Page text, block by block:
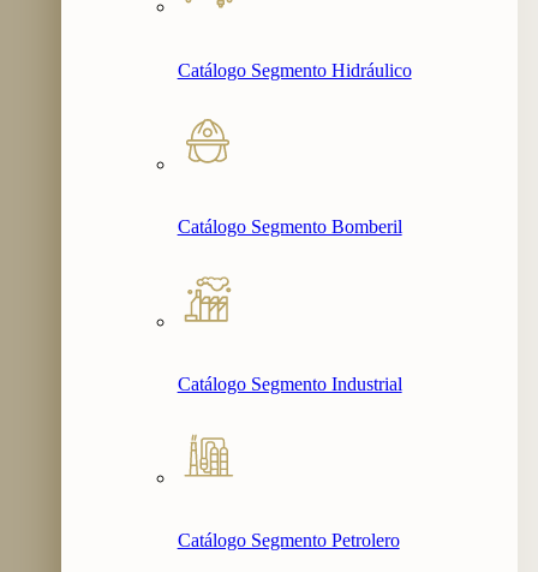
Catálogo Segmento Hidráulico
Catálogo Segmento Bomberil
Catálogo Segmento Industrial
Catálogo Segmento Petrolero